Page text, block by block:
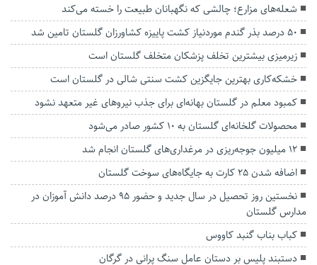
شعله‌های مزارع؛ چالشی که نگهبانان طبیعت را خسته می‌کند
۵۰ درصد بذر گندم موردنیاز کشت پاییزه کشاورزان گلستان تامین شد
زیرمیزی بیشترین تخلف پزشکان متخلف گلستان است
خشکه‌کاری بهترین جایگزین کشت سنتی شالی در گلستان است
کمبود معلم در گلستان بهانه‌ای برای جذب نیروهای غیر متعهد نشود
محصولات گلخانه‌ای گلستان به ۱۰ کشور صادر می‌شود
۱۲ میلیون جوجه‌ریزی در مرغداری‌های گلستان انجام شد
اضافه شدن ۲۵ کارت به جایگاه‌های سوخت گلستان
نخستین روز تحصیل در سال جدید و حضور ۹۵ درصد دانش آموزان در
مدارس گلستان
کباب بناب گنبد کاووس
دستبند پلیس بر دستان عامل سنگ پرانی در گرگان